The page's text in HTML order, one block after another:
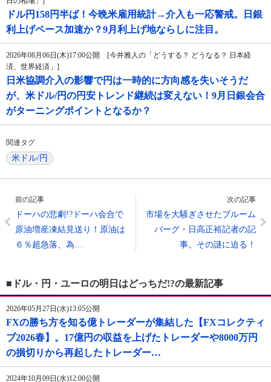
ドル円158円半ば！今晩米雇用統計→介入も一応警戒。日銀
利上げペース加速か？9月利上げ地ならしに注目。
2026年08月06日(木)17:00公開 [今井雅人の「どうする？ どうなる？ 日本経
済、世界経済」]
日米協調介入の影響で円は一時的に方向感を失いそうだ
が、米ドル/円の円安トレンド継続は変えない！9月日銀会合
がターニングポイントとなるか？
関連タグ
米ドル/円
前の記事
ドーハの悲劇!?ドーハ会合で
原油増産凍結見送り！原油は
６％超急落、為…
次の記事
市場を大騒ぎさせたブルーム
バーグ・日高正裕記者の記
事。その謎に迫る！
■ドル・円・ユーロの明日はどっちだ!?の最新記事
2026年05月27日(水)13:05公開
FXの勝ち方を知る億トレーダーが集結した【FXコレクティ
ブ2026春】。17億円の収益を上げたトレーダーや8000万円
の損切りから再起したトレーダー…
2024年10月09日(水)12:00公開